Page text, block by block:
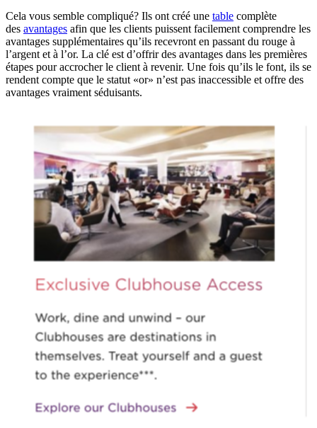
Cela vous semble compliqué? Ils ont créé une table complète
des avantages afin que les clients puissent facilement comprendre les
avantages supplémentaires qu’ils recevront en passant du rouge à
l’argent et à l’or. La clé est d’offrir des avantages dans les premières
étapes pour accrocher le client à revenir. Une fois qu’ils le font, ils se
rendent compte que le statut «or» n’est pas inaccessible et offre des
avantages vraiment séduisants.